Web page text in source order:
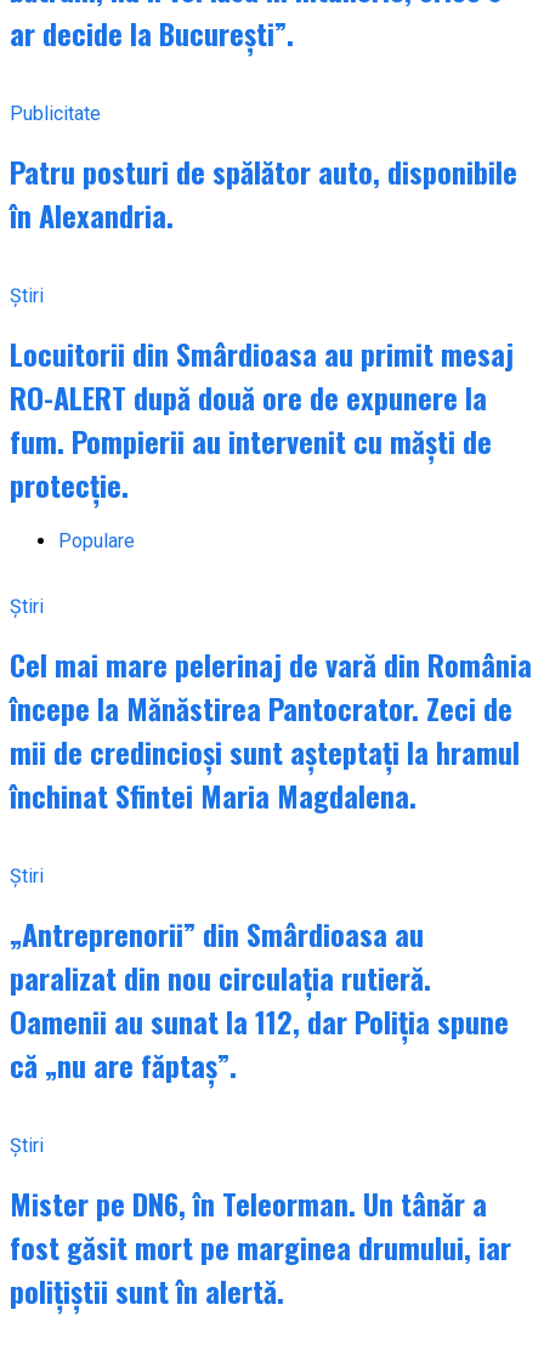
ar decide la București”.
Publicitate
Patru posturi de spălător auto, disponibile
în Alexandria.
Știri
Locuitorii din Smârdioasa au primit mesaj
RO-ALERT după două ore de expunere la
fum. Pompierii au intervenit cu măști de
protecție.
Populare
Știri
Cel mai mare pelerinaj de vară din România
începe la Mănăstirea Pantocrator. Zeci de
mii de credincioși sunt așteptați la hramul
închinat Sfintei Maria Magdalena.
Știri
„Antreprenorii” din Smârdioasa au
paralizat din nou circulația rutieră.
Oamenii au sunat la 112, dar Poliția spune
că „nu are făptaș”.
Știri
Mister pe DN6, în Teleorman. Un tânăr a
fost găsit mort pe marginea drumului, iar
polițiștii sunt în alertă.